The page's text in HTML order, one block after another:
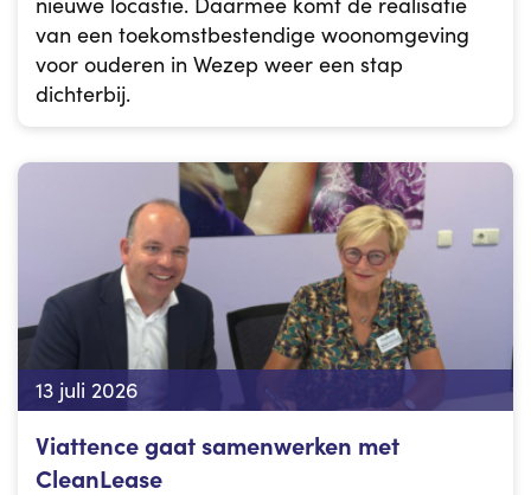
van een toekomstbestendige woonomgeving
voor ouderen in Wezep weer een stap
dichterbij.
13 juli 2026
Viattence gaat samenwerken met
CleanLease